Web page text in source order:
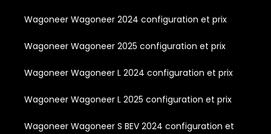
Wagoneer Wagoneer 2024 configuration et prix
Wagoneer Wagoneer 2025 configuration et prix
Wagoneer Wagoneer L 2024 configuration et prix
Wagoneer Wagoneer L 2025 configuration et prix
Wagoneer Wagoneer S BEV 2024 configuration et